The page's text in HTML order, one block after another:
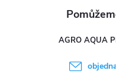
AGRO AQUA